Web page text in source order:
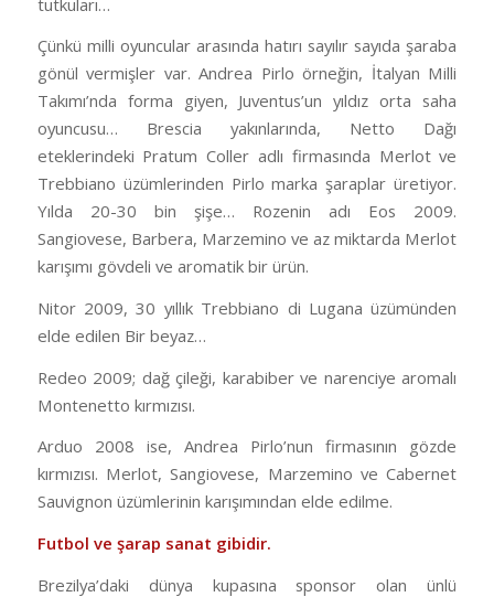
Çünkü milli oyuncular arasında hatırı sayılır sayıda şaraba
gönül vermişler var. Andrea Pirlo örneğin, İtalyan Milli
Takımı’nda forma giyen, Juventus’un yıldız orta saha
oyuncusu… Brescia yakınlarında, Netto Dağı
eteklerindeki Pratum Coller adlı firmasında Merlot ve
Trebbiano üzümlerinden Pirlo marka şaraplar üretiyor.
Yılda 20-30 bin şişe… Rozenin adı Eos 2009.
Sangiovese, Barbera, Marzemino ve az miktarda Merlot
karışımı gövdeli ve aromatik bir ürün.
Nitor 2009, 30 yıllık Trebbiano di Lugana üzümünden
elde edilen Bir beyaz…
Redeo 2009; dağ çileği, karabiber ve narenciye aromalı
Montenetto kırmızısı.
Arduo 2008 ise, Andrea Pirlo’nun firmasının gözde
kırmızısı. Merlot, Sangiovese, Marzemino ve Cabernet
Sauvignon üzümlerinin karışımından elde edilme.
Futbol ve şarap sanat gibidir.
Brezilya’daki dünya kupasına sponsor olan ünlü